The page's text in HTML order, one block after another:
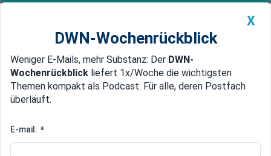
Newsticker MEIN DWN: Geldanlage Premium
Edelmetalle DWN-Magazin China
Energie-Importe: Deutschland
X
DWN-Wochenrückblick
Weniger E-Mails, mehr Substanz: Der DWN-
Wochenrückblick liefert 1x/Woche die wichtigsten
Themen kompakt als Podcast. Für alle, deren Postfach
überläuft.
E-mail: *